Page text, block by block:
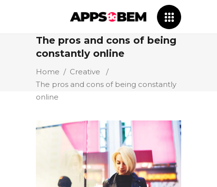
The pros and cons of being
constantly online
Home / Creative
/
The pros and cons of being constantly
online